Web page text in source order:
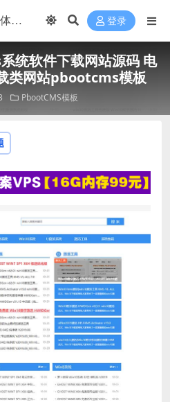
登录
统软件下载网站源码 电
类网站pbootcms模板
PbootCMS模板